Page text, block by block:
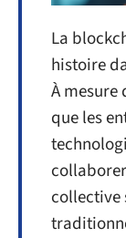
La
histoire
À mesure
que les
collective